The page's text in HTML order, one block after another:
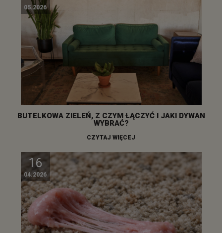
05.2026
BUTELKOWA ZIELEŃ, Z CZYM ŁĄCZYĆ I JAKI DYWAN
WYBRAĆ?
CZYTAJ WIĘCEJ
16
04.2026